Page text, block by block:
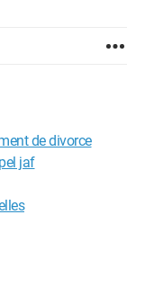
de divorce
jaf